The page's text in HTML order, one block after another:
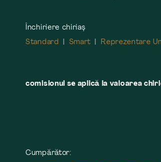
Închiriere chiriaș
Standard
Smart Reprezentare
comisionul se aplică la valoarea
Cumpărător: